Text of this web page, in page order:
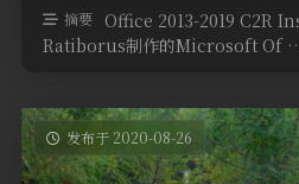
软件
摘要 Office 2013-2019 C2R
Ratiborus制作的Microsoft Of
发布于 2020-08-26